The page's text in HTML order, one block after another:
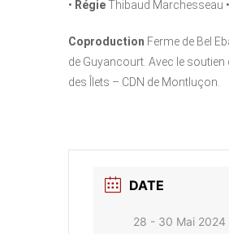
• RégieThibaud Marchesseau •
Coproduction Ferme de Bel
de Guyancourt. Avec le soutien
des Îlets – CDN de Montluçon.
DATE
28 - 30 Mai 2024